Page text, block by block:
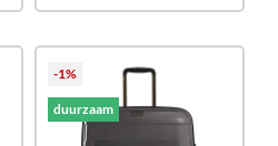
-1%
duurzaam